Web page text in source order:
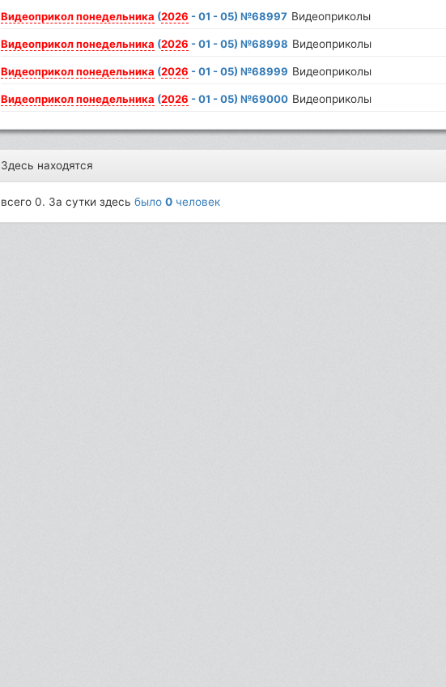
Видеоприколпонедельника (2026 - 01 - 05) №68997 Видеоприколы
Видеоприколпонедельника (2026 - 01 - 05) №68998 Видеоприколы
Видеоприколпонедельника (2026 - 01 - 05) №68999 Видеоприколы
Видеоприколпонедельника (2026 - 01 - 05) №69000 Видеоприколы
Здесь находятся
всего 0. За сутки здесьбыло0 человек